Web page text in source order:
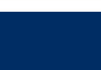
งาน